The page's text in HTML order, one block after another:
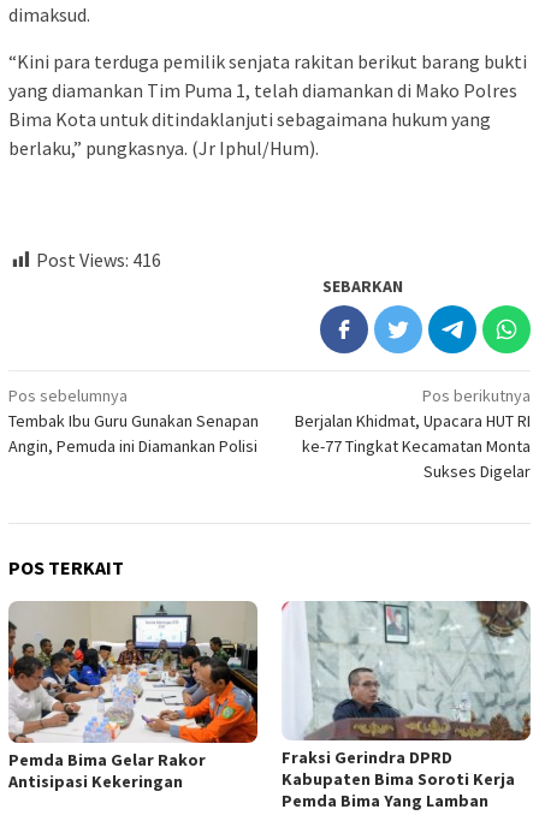
dimaksud.
“Kini para terduga pemilik senjata rakitan berikut barang bukti
yang diamankan Tim Puma 1, telah diamankan di Mako Polres
Bima Kota untuk ditindaklanjuti sebagaimana hukum yang
berlaku,” pungkasnya. (Jr Iphul/Hum).
Post Views: 416
SEBARKAN
Navigasi
pos
Pos sebelumnya
Tembak Ibu Guru Gunakan Senapan
Angin, Pemuda ini Diamankan Polisi
Pos berikutnya
Berjalan Khidmat, Upacara HUT RI
ke-77 Tingkat Kecamatan Monta
Sukses Digelar
POS TERKAIT
Pemda Bima Gelar Rakor
Antisipasi Kekeringan
Fraksi Gerindra DPRD
Kabupaten Bima Soroti Kerja
Pemda Bima Yang Lamban